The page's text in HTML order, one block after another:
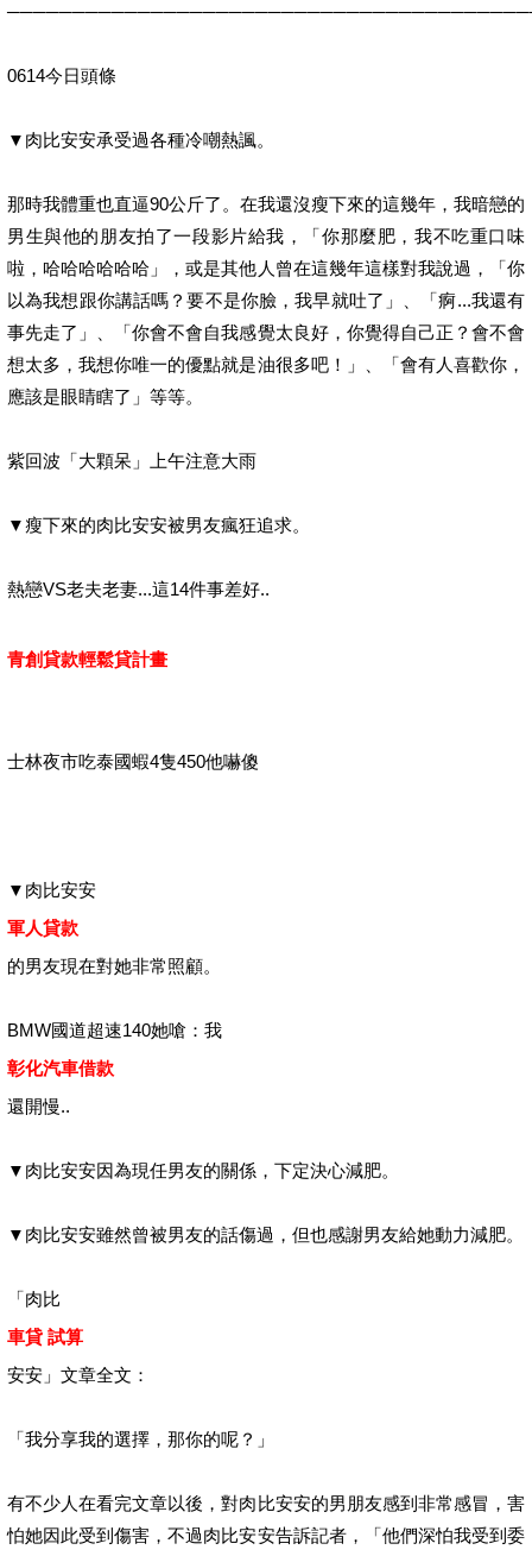
0614今日頭條
▼肉比安安承受過各種冷嘲熱諷。
那時我體重也直逼90公斤了。在我還沒瘦下來的這幾年，我暗戀的
男生與他的朋友拍了一段影片給我，「你那麼肥，我不吃重口味
啦，哈哈哈哈哈哈」，或是其他人曾在這幾年這樣對我說過，「你
以為我想跟你講話嗎？要不是你臉，我早就吐了」、「痾...我還有
事先走了」、「你會不會自我感覺太良好，你覺得自己正？會不會
想太多，我想你唯一的優點就是油很多吧！」、「會有人喜歡你，
應該是眼睛瞎了」等等。
紫回波「大顆呆」上午注意大雨
▼瘦下來的肉比安安被男友瘋狂追求。
熱戀VS老夫老妻...這14件事差好..
青創貸款輕鬆貸計畫
士林夜市吃泰國蝦4隻450他嚇傻
▼肉比安安
軍人貸款
的男友現在對她非常照顧。
BMW國道超速140她嗆：我
彰化汽車借款
還開慢..
▼肉比安安因為現任男友的關係，下定決心減肥。
▼肉比安安雖然曾被男友的話傷過，但也感謝男友給她動力減肥。
「肉比
車貸 試算
安安」文章全文：
「我分享我的選擇，那你的呢？」
有不少人在看完文章以後，對肉比安安的男朋友感到非常感冒，害
怕她因此受到傷害，不過肉比安安告訴記者，「他們深怕我受到委